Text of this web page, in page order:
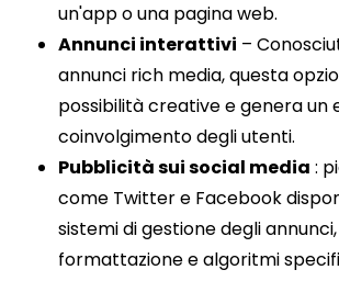
un'app o una pagina web.
Annunci interattivi –
annunci rich media, questa
possibilità creative e genera un
coinvolgimento degli utenti.
Pubblicità sui social media :
come Twitter e Facebook
sistemi di gestione degli
formattazione e algoritmi